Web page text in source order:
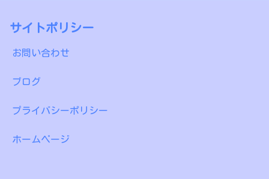
サイトポリシー
お問い合わせ
ブログ
プライバシーポリシー
ホームページ